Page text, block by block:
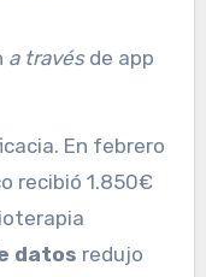
a travésde app
En febrero
recibió 1.850€
datos redujo